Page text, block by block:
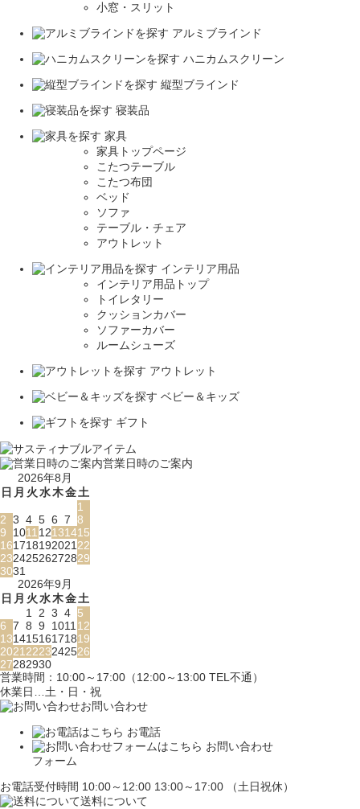
小窓・スリット
アルミブラインド
ハニカムスクリーン
縦型ブラインド
寝装品
家具
家具トップページ
こたつテーブル
こたつ布団
ベッド
ソファ
テーブル・チェア
アウトレット
インテリア用品
インテリア用品トップ
トイレタリー
クッションカバー
ソファーカバー
ルームシューズ
アウトレット
ベビー＆キッズ
ギフト
営業日時のご案内
2026年8月
日 月 火水木金土
1
2 3 4 5 6 7 8
9
101112131415
16171819202122
23242526272829
3031
2026年9月
日 月 火水木金土
1 2 3 4 5
6 7 8 9 101112
13141516171819
20212223242526
27282930
営業時間：10:00～17:00（12:00～13:00 TEL不通）
休業日…土・日・祝
お問い合わせ
お電話
お問い合わせ
フォーム
お電話受付時間 10:00～12:00 13:00～17:00 （土日祝休）
送料について